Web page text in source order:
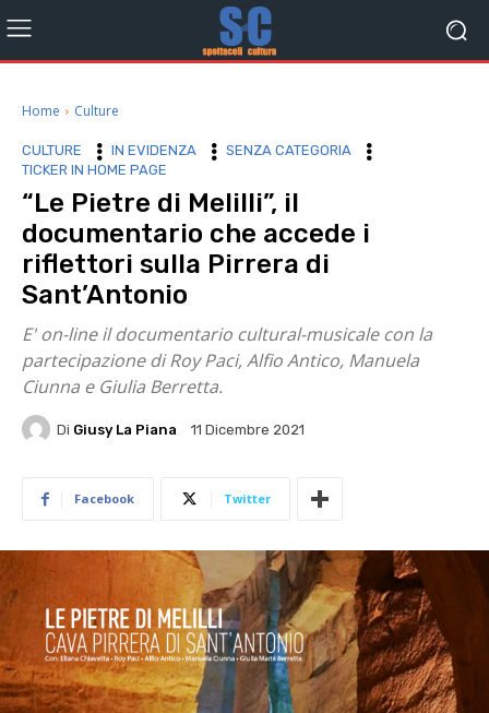
Home Culture
CULTURE IN EVIDENZA
SENZA CATEGORIA
TICKER IN HOME PAGE
“Le Pietre di Melilli”, il
documentario che accede i
riflettori sulla Pirrera di
Sant’Antonio
E' on-line il documentario cultural-musicale con la
partecipazione di Roy Paci, Alfio Antico, Manuela
Ciunna e Giulia Berretta.
Di Giusy La Piana 11 Dicembre 2021
Facebook Twitter